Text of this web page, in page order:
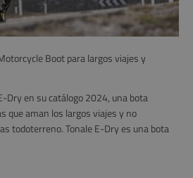
Boot para largos viajes y
Dry en su catálogo 2024, una bota
que aman los largos viajes y no
todoterreno. Tonale E-Dry es una bota